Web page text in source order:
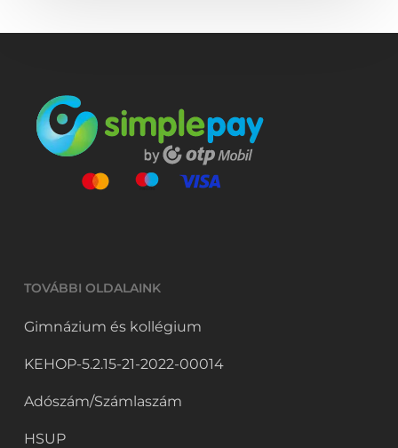
TOVÁBBI OLDALAINK
Gimnázium és kollégium
KEHOP-5.2.15-21-2022-00014
Adószám/Számlaszám
HSUP